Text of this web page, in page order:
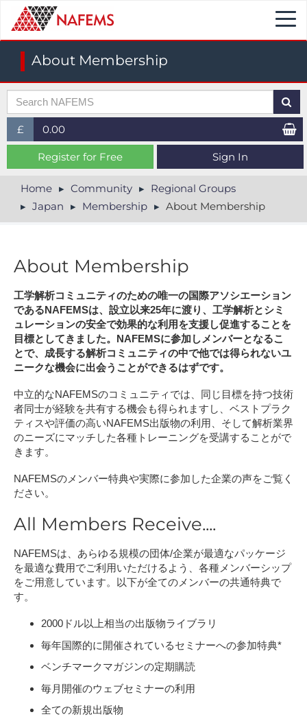
About Membership
£
£ (GBP)
$ (USD)
€ (EUR)
0.00
Register for Free Sign In
Home Community
Regional Groups
Japan
Membership About Membership
About Membership
工学解析コミュニティのための唯一の国際アソシエーション
であるNAFEMSは、設立以来25年に渡り、工学解析とシミ
ュレーションの安全で効果的な利用を支援し促進することを
目標としてきました。 NAFEMSに参加しメンバーとなるこ
とで、成長する解析コミュニティの中で他では得られないユ
ニークな機会に出会うことができるはずです。
中立的なNAFEMSのコミュニティでは、同じ目標を持つ技術
者同士が経験を共有する機会も得られますし、ベストプラク
ティスや評価の高いNAFEMS出版物の利用、そして解析業界
のニーズにマッチした各種トレーニングを受講することがで
きます。
NAFEMSのメンバー特典や実際に参加した企業の声をご覧く
ださい。
All Members Receive....
NAFEMSは、あらゆる規模の団体/企業が最適なパッケージ
を最適な費用でご利用いただけるよう、各種メンバーシップ
をご用意しています。以下が全てのメンバーの共通特典で
す。
2000ドル以上相当の出版物ライブラリ
毎年国際的に開催されているセミナーへの参加特典*
ベンチマークマガジンの定期購読
毎月開催のウェブセミナーの利用
全ての新規出版物